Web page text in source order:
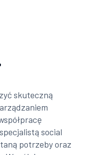
skuteczną
social
potrzeby oraz